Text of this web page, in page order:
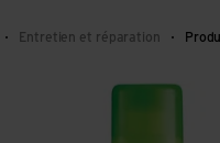
Entretien et réparation